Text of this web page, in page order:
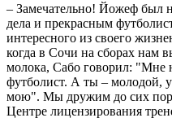
– Замечательно! Йожеф был
дела и прекрасным
интересного из своего
когда в Сочи на сборах нам
молока, Сабо говорил: "Мне
футболист. А ты – молодой, у
мою". Мы дружим до сих пор,
Центре лицензирования